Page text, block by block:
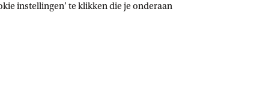
instellingen’ te klikken die je onderaan